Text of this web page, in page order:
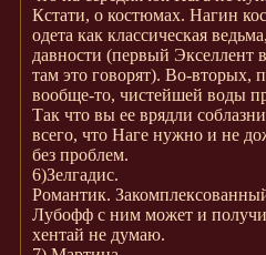
Кстати, о костюмах. Нагин
одета как классическая
давности (первый Экселлент
там это говорят). Во-вторых,
вообще-то, чистейшей воды
Так что вы ее врядли
всего, что Наге нужно и не
без проблем.
6)Зелгадис.
Романтик.
Лубофф с ним может и
хентай не думаю.